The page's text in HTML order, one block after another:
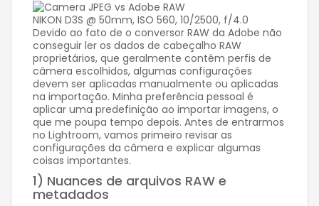
NIKON D3S @ 50mm, ISO 560, 10/2500, f/4.0
Devido ao fato de o conversor RAW da Adobe não
conseguir ler os dados de cabeçalho RAW
proprietários, que geralmente contêm perfis de
câmera escolhidos, algumas configurações
devem ser aplicadas manualmente ou aplicadas
na importação. Minha preferência pessoal é
aplicar uma predefinição ao importar imagens, o
que me poupa tempo depois. Antes de entrarmos
no Lightroom, vamos primeiro revisar as
configurações da câmera e explicar algumas
coisas importantes.
1) Nuances de arquivos RAW e
metadados